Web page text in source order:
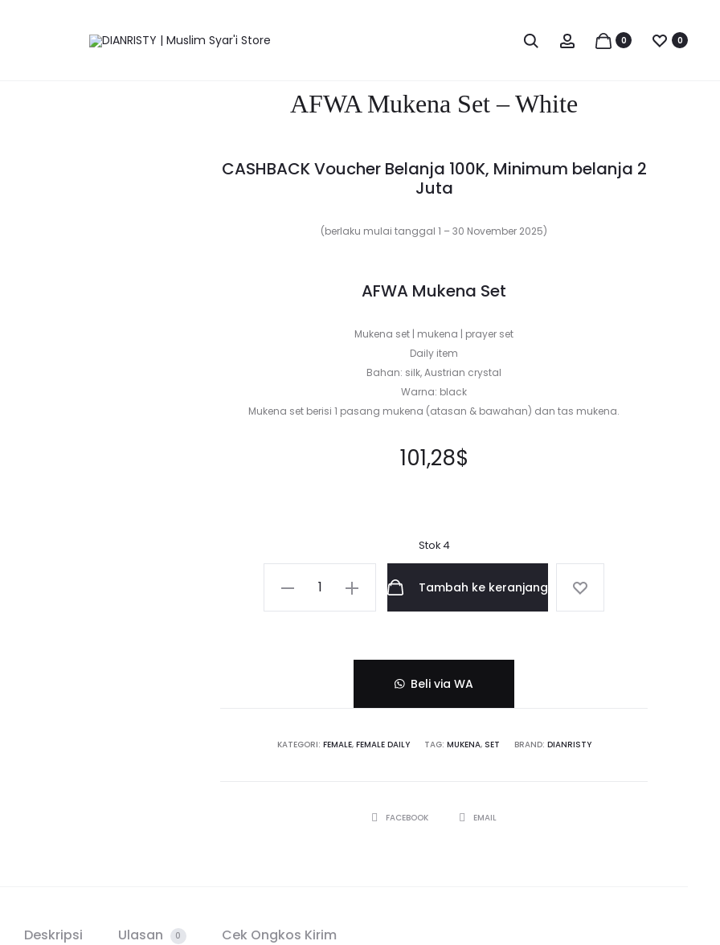
Search Account0 0
MUKENA
SCARF
AFWA Mukena Set – White
CASHBACK Voucher Belanja 100K, Minimum belanja 2
Juta
(berlaku mulai tanggal 1 – 30 November 2025)
AFWA Mukena Set
Mukena set | mukena | prayer set
Daily item
Bahan: silk, Austrian crystal
Warna: black
Mukena set berisi 1 pasang mukena (atasan & bawahan) dan tas mukena.
101,28$
Stok 4
Kuantitas
Tambah ke keranjang
Beli via WA
KATEGORI: FEMALE, FEMALE DAILY TAG: MUKENA, SET BRAND: DIANRISTY
SHAREFACEBOOK EMAIL
Deskripsi Ulasan 0 Cek Ongkos Kirim
Set